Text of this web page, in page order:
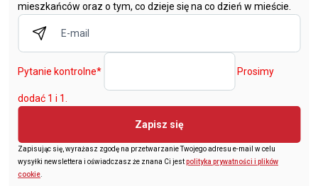
mieszkańców oraz o tym, co dzieje się na co dzień w mieście.
Pytanie kontrolne* Prosimy
dodać 1 i 1.
Zapisz się
Zapisując się, wyrażasz zgodę na przetwarzanie Twojego adresu e-mail w celu
wysyłki newslettera i oświadczasz że znana Ci jestpolityka prywatności i plików
cookie